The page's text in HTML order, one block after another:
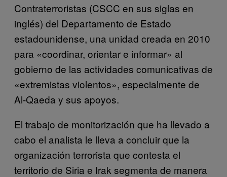
Contraterroristas (CSCC en sus siglas en
inglés) del Departamento de Estado
estadounidense, una unidad creada en 2010
para «coordinar, orientar e informar» al
gobierno de las actividades comunicativas de
«extremistas violentos», especialmente de
Al-Qaeda y sus apoyos.
El trabajo de monitorización que ha llevado a
cabo el analista le lleva a concluir que la
organización terrorista que contesta el
territorio de Siria e Irak segmenta de manera